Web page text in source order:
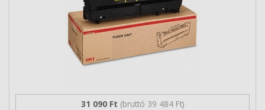
31 090 Ft (bruttó 39 484 Ft)